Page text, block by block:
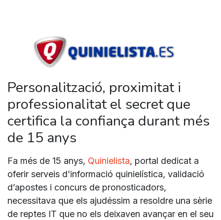
Personalització, proximitat i
professionalitat el secret que
certifica la confiança durant més
de 15 anys
Fa més de 15 anys, Quinielista, portal dedicat a
oferir serveis d’informació quinielística, validació
d’apostes i concurs de pronosticadors,
necessitava que els ajudéssim a resoldre una sèrie
de reptes IT que no els deixaven avançar en el seu